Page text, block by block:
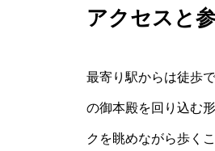
アクセスと
最寄り駅からは徒歩
の御本殿を回り込む
クを眺めながら歩く